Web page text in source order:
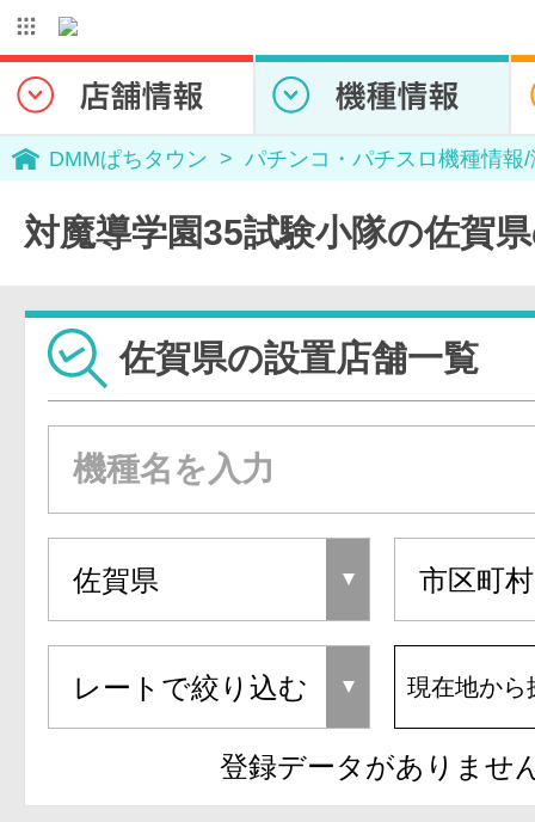
DMMぱちタウン パチンコ・パチスロ機種情報
対魔導学園35試験小隊の佐賀
佐賀県の設置店舗一覧
現在地から
登録データがありませ